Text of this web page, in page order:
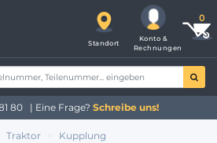
Standort
Konto &
Rechnungen
80 | Eine Frage? Schreibe uns!
Traktor
Kupplung